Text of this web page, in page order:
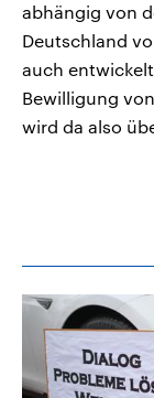
abhängig von
Deutschland
auch
Bewilligung
wird da also